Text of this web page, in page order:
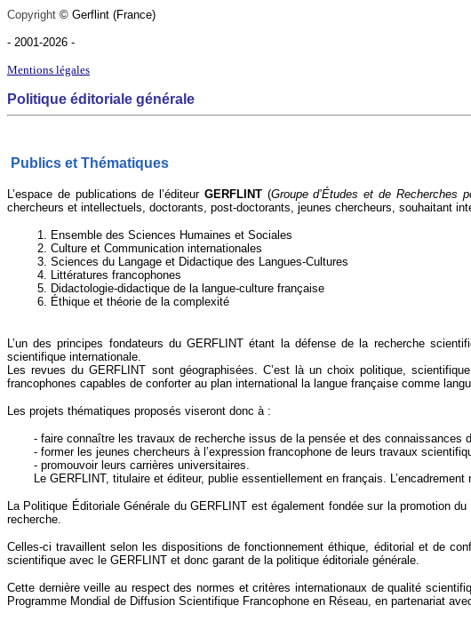
Copyright © Gerflint (France)
- 2001-2026 -
Mentions légales
Politique éditoriale générale
Publics et Thématiques
L’espace de publications de l’éditeur GERFLINT(Groupe d’Études et de Recherches
chercheurs et intellectuels, doctorants, post-doctorants, jeunes chercheurs, souhaitant
1. Ensemble des Sciences Humaines et Sociales
2. Culture et Communication internationales
3. Sciences du Langage et Didactique des Langues-Cultures
4. Littératures francophones
5. Didactologie-didactique de la langue-culture française
6. Éthique et théorie de la complexité
L’un des principes fondateurs du GERFLINT étant la défense de la recherche
scientifique internationale.
Les revues du GERFLINT sont géographisées. C’est là un choix politique,
francophones capables de conforter au plan international la langue française comme
Les projets thématiques proposés viseront donc à :
- faire connaître les travaux de recherche issus de la pensée et des
- former les jeunes chercheurs à l’expression francophone de leurs travaux
- promouvoir leurs carrières universitaires.
Le GERFLINT, titulaire et éditeur, publie essentiellement en français.
La Politique Éditoriale Générale du GERFLINT est également fondée sur la promotion
recherche.
Celles-ci travaillent selon les dispositions de fonctionnement éthique, éditorial et de
scientifique avec le GERFLINT et donc garant de la politique éditoriale générale.
Cette dernière veille au respect des normes et critères internationaux de qualité
Programme Mondial de Diffusion Scientifique Francophone en Réseau, en partenariat